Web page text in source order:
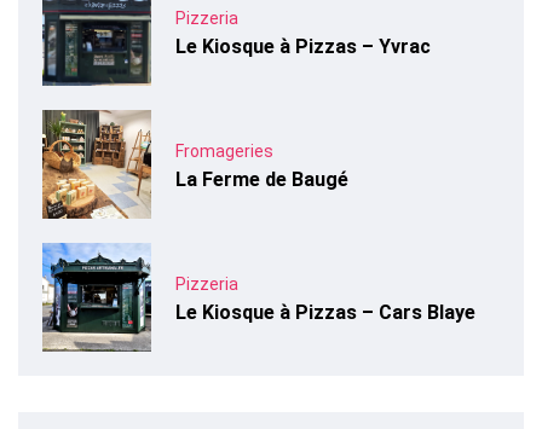
Pizzeria
Le Kiosque à Pizzas – Yvrac
Fromageries
La Ferme de Baugé
Pizzeria
Le Kiosque à Pizzas – Cars Blaye